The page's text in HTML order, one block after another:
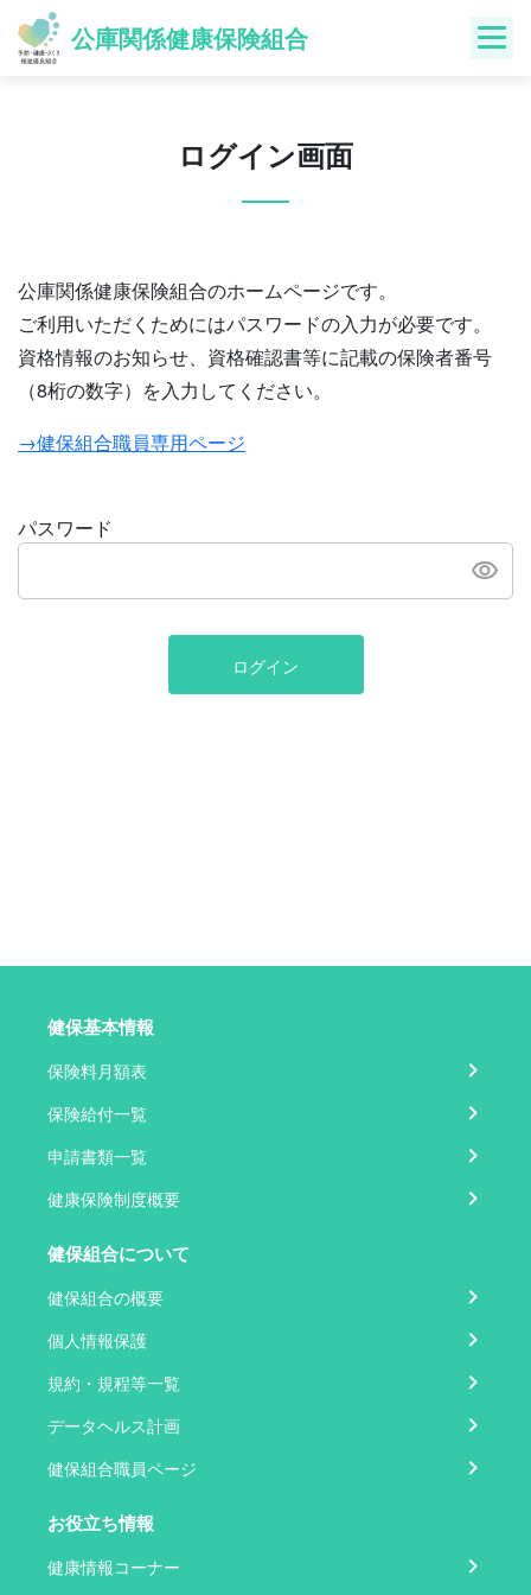
Skip
content
公庫関係健康保険組合
ログイン画面
公庫関係健康保険組合のホームページです。
ご利用いただくためにはパスワードの入力が必要です。
資格情報のお知らせ、資格確認書等に記載の保険者番号
（8桁の数字）を入力してください。
→健保組合職員専用ページ
パスワード
ログイン
健保基本情報
保険料月額表
保険給付一覧
申請書類一覧
健康保険制度概要
健保組合について
健保組合の概要
個人情報保護
規約・規程等一覧
データヘルス計画
健保組合職員ページ
お役立ち情報
健康情報コーナー